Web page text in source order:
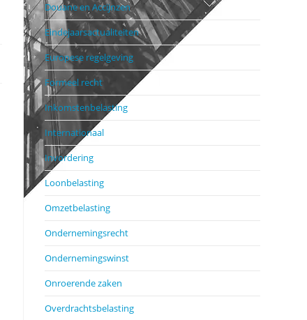
Douane en Accijnzen
Eindejaarsactualiteiten
Europese regelgeving
Formeel recht
Inkomstenbelasting
Internationaal
Invordering
Loonbelasting
Omzetbelasting
Ondernemingsrecht
Ondernemingswinst
Onroerende zaken
Overdrachtsbelasting